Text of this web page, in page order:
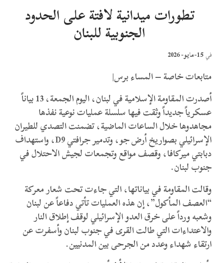
تطورات ميدانية لافتة على الحدود
الجنوبية للبنان
في 15-مايو- 2026
متابعات خاصة – المساء برس|
أصدرت المقاومة الإسلامية في لبنان، اليوم الجمعة، 13 بياناً
عسكرياً جديداً وثقت فيها سلسلة عمليات نوعية نفذها
مجاهدوها خلال الساعات الماضية، تضمنت التصدي للطيران
الإسرائيلي بصواريخ أرض جو، وتدمير جرافتي D9، واستهداف
دبابتي ميركافا، وقصف مواقع وتجمعات لجيش الاحتلال في
جنوب لبنان.
وقالت المقاومة في بياناتها، التي جاءت تحت شعار معركة
“العصف المأكول”، إن هذه العمليات تأتي دفاعاً عن لبنان
وشعبه ورداً على خرق العدو الإسرائيلي لوقف إطلاق النار
والاعتداءات التي طالت القرى في جنوب لبنان وأسفرت عن
ارتقاء شهداء وعدد من الجرحى بين المدنيين.